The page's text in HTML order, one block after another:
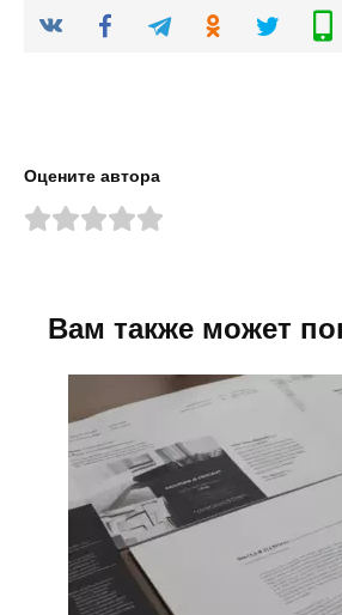
Оцените автора
Вам также может